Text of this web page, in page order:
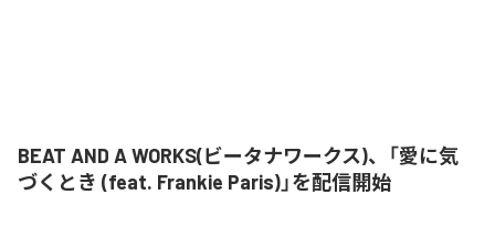
BEAT AND A WORKS(ビータナワークス)、「愛に気
づくとき (feat. Frankie Paris)」を配信開始